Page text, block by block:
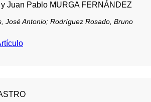
Juan Pablo MURGA FERNÁNDEZ
José Antonio; Rodríguez Rosado, Bruno